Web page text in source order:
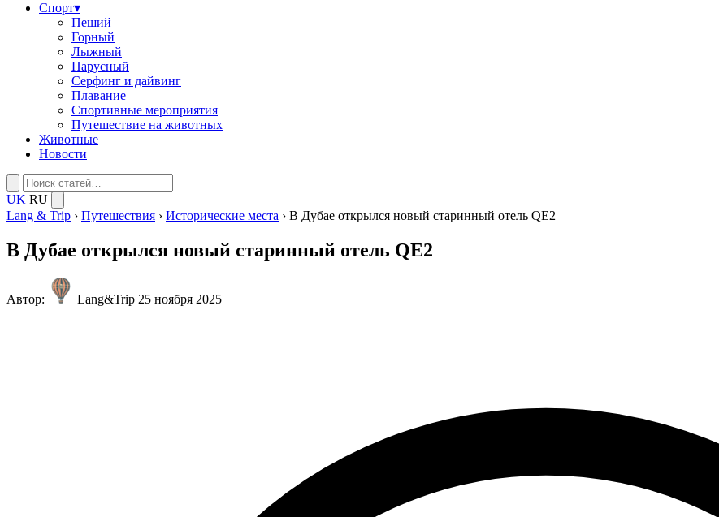
Спорт▾
Пеший
Горный
Лыжный
Парусный
Серфинг и дайвинг
Плавание
Спортивные мероприятия
Путешествие на животных
Животные
Новости
UK RU
Lang & Trip › Путешествия › Исторические места › В Дубае открылся новый старинный отель QE2
В Дубае открылся новый старинный отель QE2
Автор: Lang&Trip 25 ноября 2025